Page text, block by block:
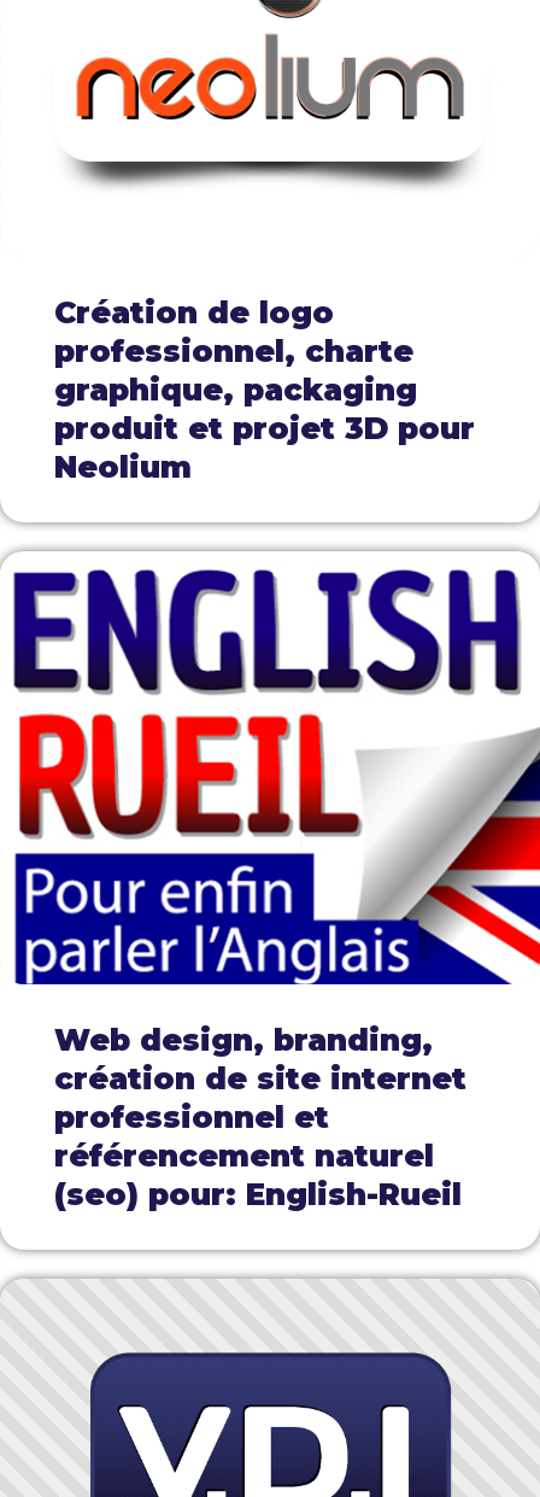
Création de logo
professionnel, charte
graphique, packaging
produit et projet 3D pour
Neolium
Web design, branding,
création de site internet
professionnel et
référencement naturel
(seo) pour: English-Rueil